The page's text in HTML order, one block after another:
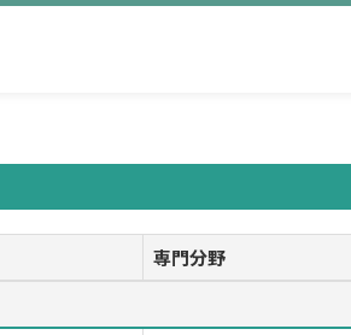
専門分野